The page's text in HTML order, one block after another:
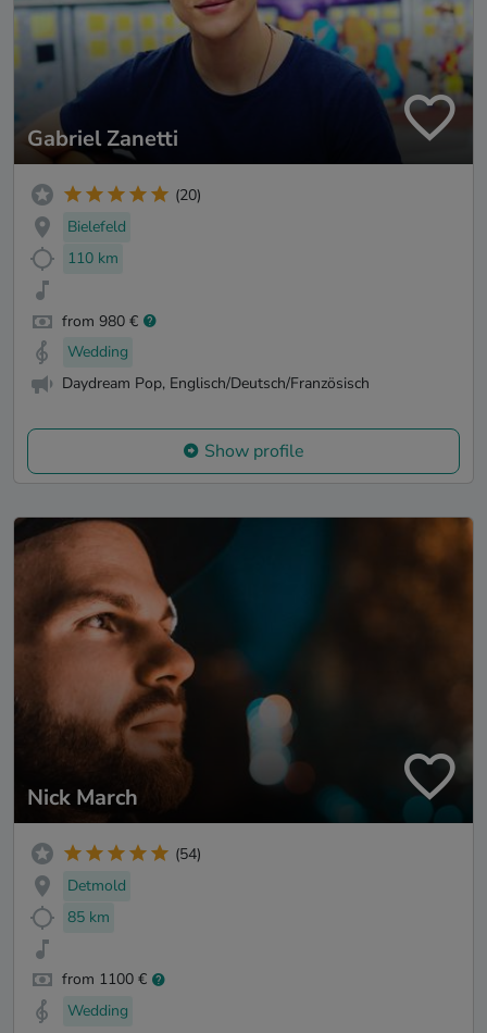
Gabriel Zanetti
(20)
Bielefeld
110 km
from 980 €
Wedding
Daydream Pop, Englisch/Deutsch/Französisch
Show profile
Nick March
(54)
Detmold
85 km
from 1100 €
Wedding